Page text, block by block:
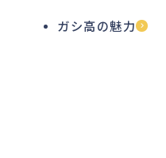
ガシ高の魅力